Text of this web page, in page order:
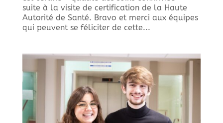
suite à la visite de certification de la Haute
Autorité de Santé. Bravo et merci aux équipes
qui peuvent se féliciter de cette...